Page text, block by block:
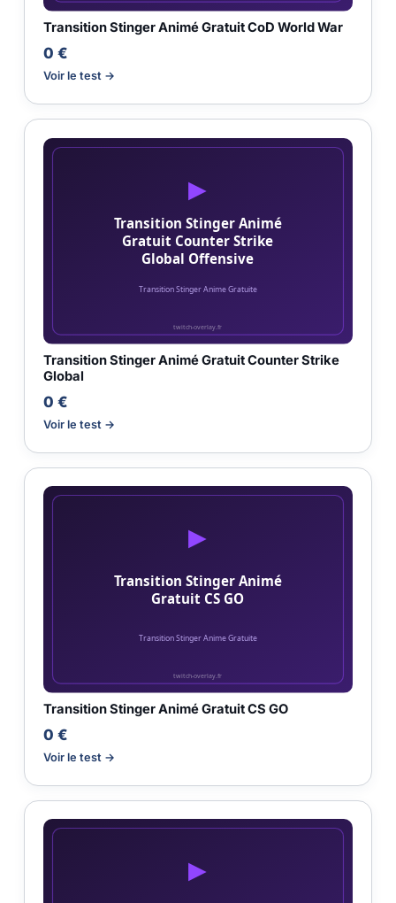
Transition Stinger Animé Gratuit CoD World War
0 €
Voir le test →
Transition Stinger Animé Gratuit Counter Strike
Global
0 €
Voir le test →
Transition Stinger Animé Gratuit CS GO
0 €
Voir le test →